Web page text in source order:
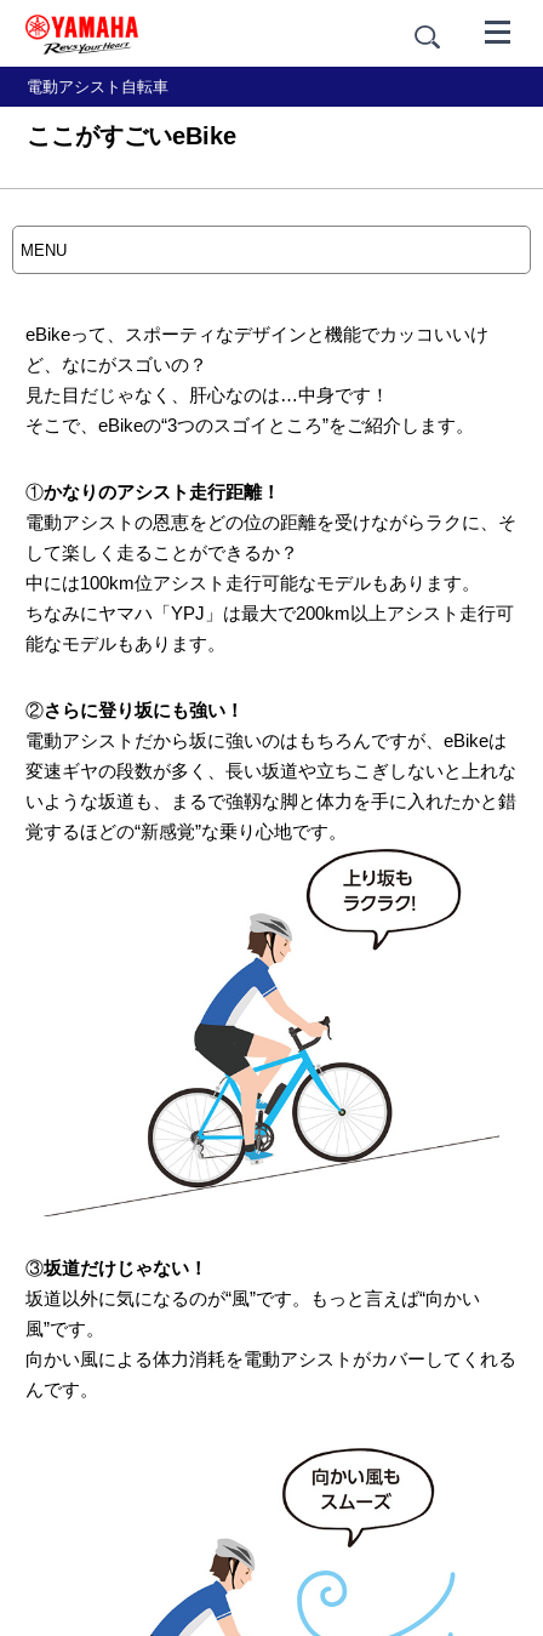
電動アシスト自転車
ここがすごいeBike
MENU
教えて！eBike
「はじめてのYPJ」
eBikeの
使い方
メンテナンス
どうするの？
インプレッション
eBikeって、スポーティなデザインと機能でカッコいいけ
ど、なにがスゴいの？
見た目だじゃなく、肝心なのは…中身です！
そこで、eBikeの“3つのスゴイところ”をご紹介します。
①かなりのアシスト走行距離！
電動アシストの恩恵をどの位の距離を受けながらラクに、そ
して楽しく走ることができるか？
中には100km位アシスト走行可能なモデルもあります。
ちなみにヤマハ「YPJ」は最大で200km以上アシスト走行可
能なモデルもあります。
②さらに登り坂にも強い！
電動アシストだから坂に強いのはもちろんですが、eBikeは
変速ギヤの段数が多く、長い坂道や立ちこぎしないと上れな
いような坂道も、まるで強靱な脚と体力を手に入れたかと錯
覚するほどの“新感覚”な乗り心地です。
③坂道だけじゃない！
坂道以外に気になるのが“風”です。もっと言えば“向かい
風”です。
向かい風による体力消耗を電動アシストがカバーしてくれる
んです。